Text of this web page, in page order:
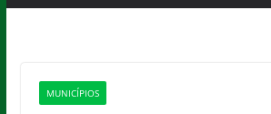
MUNICÍPIOS